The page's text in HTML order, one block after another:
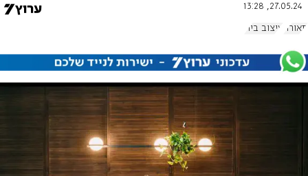
27.05.24, 13:28
תאורה עיצוב בית